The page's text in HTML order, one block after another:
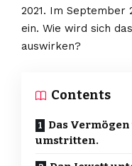
2021. Im September
ein. Wie wird sich
auswirken?
Contents
Das
umstritten.